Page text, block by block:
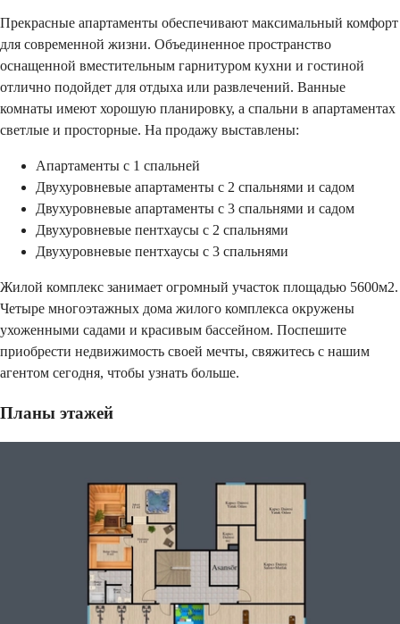
Прекрасные апартаменты обеспечивают максимальный комфорт
для современной жизни. Объединенное пространство
оснащенной вместительным гарнитуром кухни и гостиной
отлично подойдет для отдыха или развлечений. Ванные
комнаты имеют хорошую планировку, а спальни в апартаментах
светлые и просторные. На продажу выставлены:
Апартаменты с 1 спальней
Двухуровневые апартаменты с 2 спальнями и садом
Двухуровневые апартаменты с 3 спальнями и садом
Двухуровневые пентхаусы с 2 спальнями
Двухуровневые пентхаусы с 3 спальнями
Жилой комплекс занимает огромный участок площадью 5600м2.
Четыре многоэтажных дома жилого комплекса окружены
ухоженными садами и красивым бассейном. Поспешите
приобрести недвижимость своей мечты, свяжитесь с нашим
агентом сегодня, чтобы узнать больше.
Планы этажей